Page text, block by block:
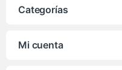
Categorías
Mi cuenta